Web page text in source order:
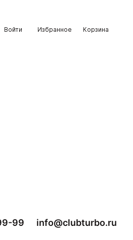
Войти Избранное Корзина
99 info@clubturbo.ru